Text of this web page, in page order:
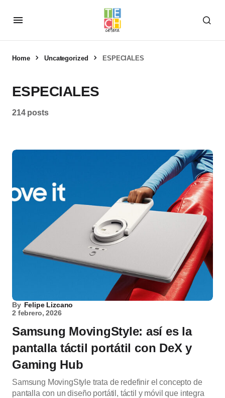
Home Uncategorized ESPECIALES
ESPECIALES
214 posts
By Felipe Lizcano
2 febrero, 2026
Samsung MovingStyle: así es la
pantalla táctil portátil con DeX y
Gaming Hub
Samsung MovingStyle trata de redefinir el concepto de
pantalla con un diseño portátil, táctil y móvil que integra